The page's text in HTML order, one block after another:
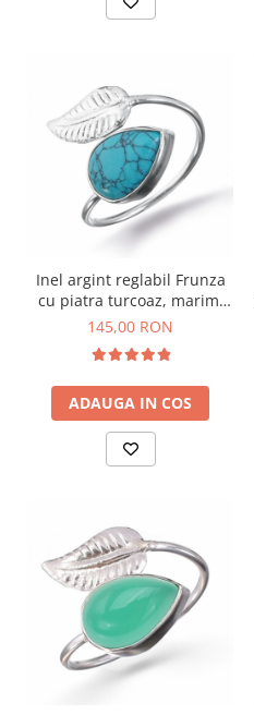
Bijuterii sodalit
Bijuterii topaz
Bijuterii turcoaz
Bijuterii turmaline
Bijuterii morganit
Inel argint reglabil Frunza
cu piatra turcoaz, marimi
59-66
145,00 RON
ADAUGA IN COS